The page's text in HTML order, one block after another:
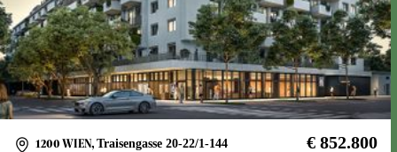
1200 WIEN, Traisengasse 20-22/1-144 € 852.800